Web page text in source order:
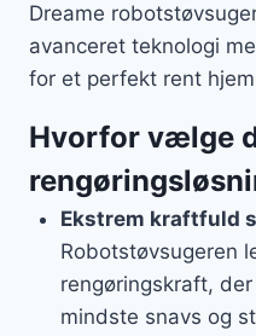
Dreame
avanceret teknologi
for et perfekt rent
Hvorfor vælge
Ekstrem kraftfuld
Robotstøvsugeren
rengøringskraft,
mindste snavs og